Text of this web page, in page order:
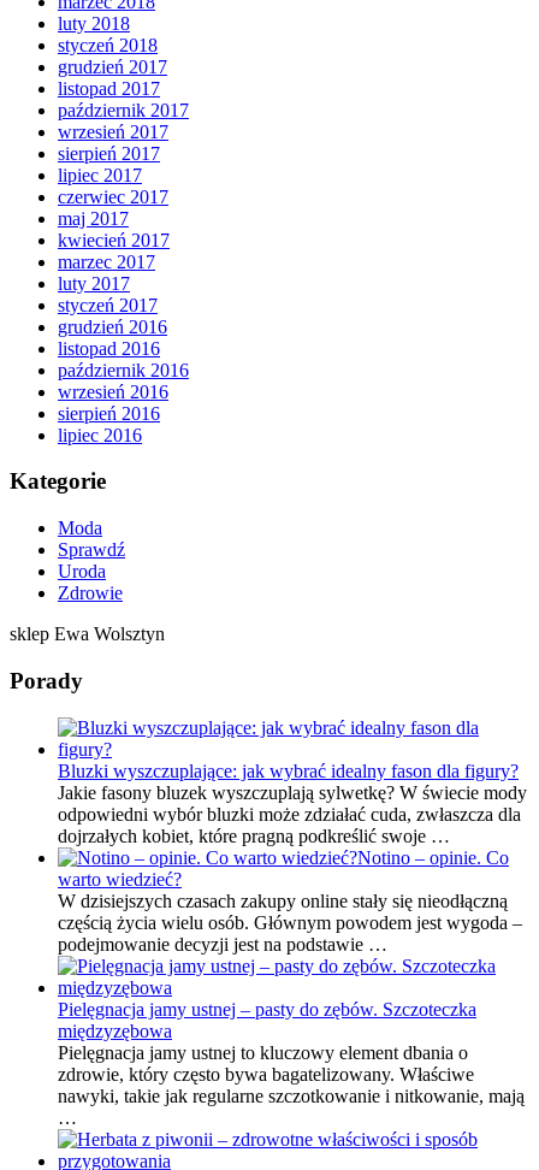
luty 2018
styczeń 2018
grudzień 2017
listopad 2017
październik 2017
wrzesień 2017
sierpień 2017
lipiec 2017
czerwiec 2017
maj 2017
kwiecień 2017
marzec 2017
luty 2017
styczeń 2017
grudzień 2016
listopad 2016
październik 2016
wrzesień 2016
sierpień 2016
lipiec 2016
Kategorie
Moda
Sprawdź
Uroda
Zdrowie
sklep Ewa Wolsztyn
Porady
Bluzki wyszczuplające: jak wybrać idealny fason dla figury?
Jakie fasony bluzek wyszczuplają sylwetkę? W świecie mody
odpowiedni wybór bluzki może zdziałać cuda, zwłaszcza dla
dojrzałych kobiet, które pragną podkreślić swoje …
Notino – opinie. Co
warto wiedzieć?
W dzisiejszych czasach zakupy online stały się nieodłączną
częścią życia wielu osób. Głównym powodem jest wygoda –
podejmowanie decyzji jest na podstawie …
Pielęgnacja jamy ustnej – pasty do zębów. Szczoteczka
międzyzębowa
Pielęgnacja jamy ustnej to kluczowy element dbania o
zdrowie, który często bywa bagatelizowany. Właściwe
nawyki, takie jak regularne szczotkowanie i nitkowanie, mają
…